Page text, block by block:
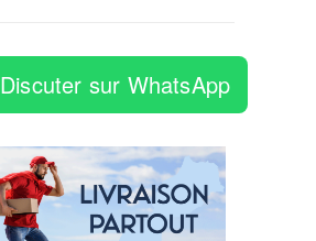
Discuter sur WhatsApp